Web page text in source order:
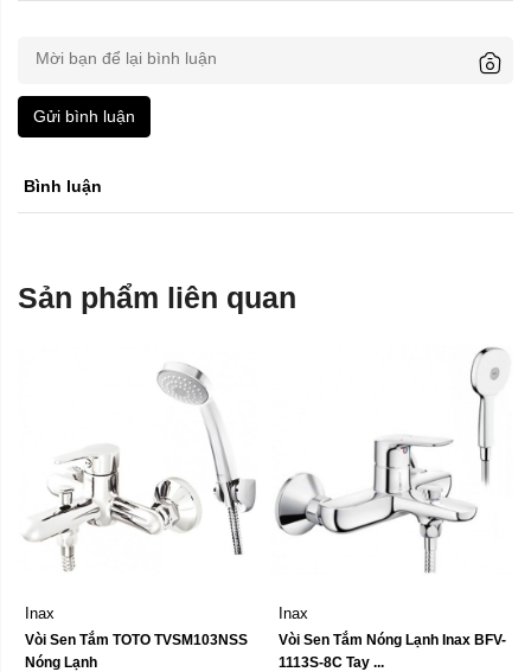
Gửi bình luận
Bình luận
Sản phẩm liên quan
Inax
Vòi Sen Tắm TOTO TVSM103NSS
Nóng Lạnh
Inax
Vòi Sen Tắm Nóng Lạnh Inax BFV-
1113S-8C Tay ...